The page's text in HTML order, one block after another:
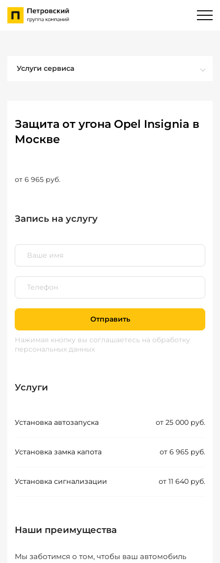
Услуги сервиса
Защита от угона Opel Insignia в
Москве
от 6 965 руб.
Запись на услугу
Отправить
Нажимая кнопку вы соглашаетесь на обработку
персональных данных
Услуги
Установка автозапуска от 25 000 руб.
Установка замка капота от 6 965 руб.
Установка сигнализации от 11 640 руб.
Наши преимущества
Мы заботимся о том, чтобы ваш автомобиль